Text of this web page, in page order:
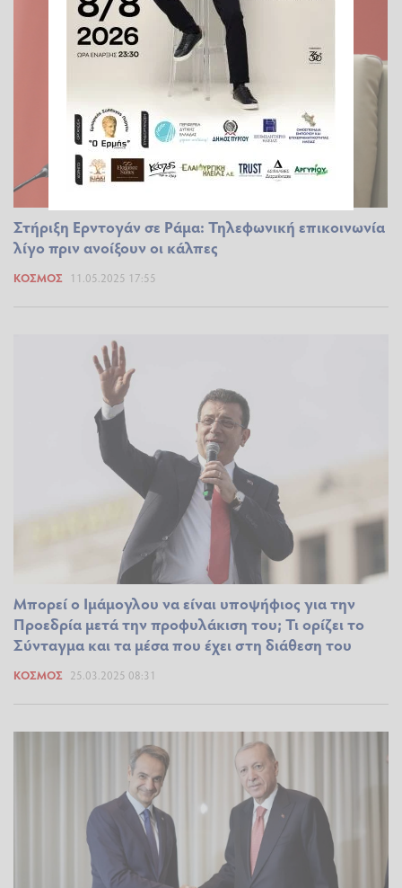
Στήριξη Ερντογάν σε Ράμα: Τηλεφωνική επικοινωνία
λίγο πριν ανοίξουν οι κάλπες
ΚΌΣΜΟΣ 11.05.2025 17:55
Μπορεί ο Ιμάμογλου να είναι υποψήφιος για την
Προεδρία μετά την προφυλάκιση του; Τι ορίζει το
Σύνταγμα και τα μέσα που έχει στη διάθεση του
ΚΌΣΜΟΣ 25.03.2025 08:31